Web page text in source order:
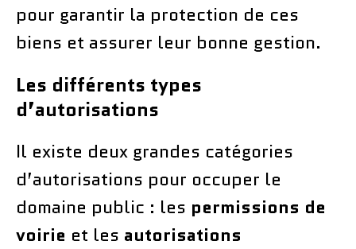
pour garantir la protection de ces
biens et assurer leur bonne gestion.
Les différents types
d’autorisations
Il existe deux grandes catégories
d’autorisations pour occuper le
domaine public : les permissions de
voirie et les autorisations